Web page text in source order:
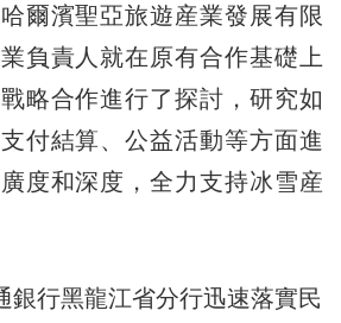
爾濱聖亞旅遊産業發展有限
負責人就在原有合作基礎上
略合作進行了探討，研究如
付結算、公益活動等方面進
度和深度，全力支持冰雪産